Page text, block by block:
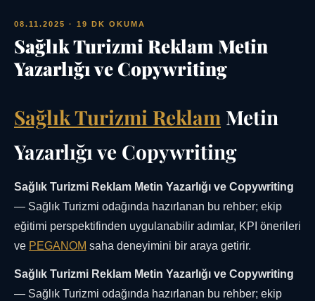
08.11.2025 · 19 DK OKUMA
Sağlık Turizmi Reklam Metin
Yazarlığı ve Copywriting
Sağlık Turizmi Reklam Metin
Yazarlığı ve Copywriting
Sağlık Turizmi Reklam Metin Yazarlığı ve Copywriting
— Sağlık Turizmi odağında hazırlanan bu rehber; ekip
eğitimi perspektifinden uygulanabilir adımlar, KPI önerileri
ve PEGANOM saha deneyimini bir araya getirir.
Sağlık Turizmi Reklam Metin Yazarlığı ve Copywriting
— Sağlık Turizmi odağında hazırlanan bu rehber; ekip